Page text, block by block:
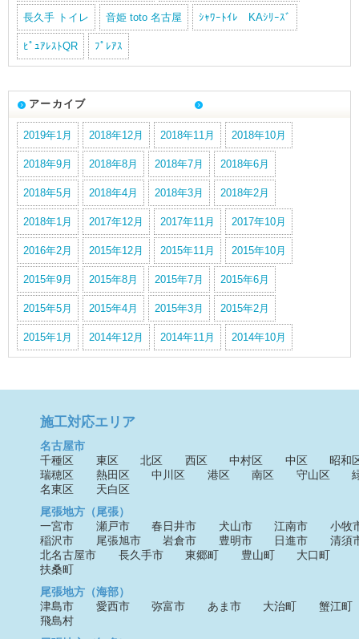
長久手 トイレ 音姫 toto 名古屋 ｼｬﾜｰﾄｲﾚ KAｼﾘｰｽﾞ
ﾋﾟｭｱﾚｽﾄQR ﾌﾟﾚｱｽ
アーカイブ
2019年1月 2018年12月 2018年11月 2018年10月
2018年9月 2018年8月 2018年7月 2018年6月
2018年5月 2018年4月 2018年3月 2018年2月
2018年1月 2017年12月 2017年11月 2017年10月
2016年2月 2015年12月 2015年11月 2015年10月
2015年9月 2015年8月 2015年7月 2015年6月
2015年5月 2015年4月 2015年3月 2015年2月
2015年1月 2014年12月 2014年11月 2014年10月
施工対応エリア
名古屋市
千種区
東区 北区 西区 中村区 中区
昭和
瑞穂区
熱田区 中川区 港区 南区 守山区
名東区
天白区
尾張地方（尾張）
一宮市
瀬戸市 春日井市 犬山市 江南市
小牧
稲沢市
尾張旭市 岩倉市 豊明市 日進市
清須
北名古屋市
長久手市 東郷町 豊山町
大口町
扶桑町
尾張地方（海部）
津島市
愛西市 弥富市 あま市 大治町
蟹江町
飛島村